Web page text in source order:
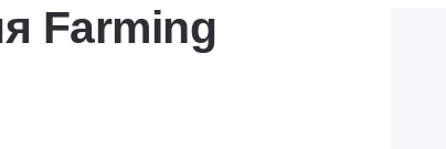
Farming